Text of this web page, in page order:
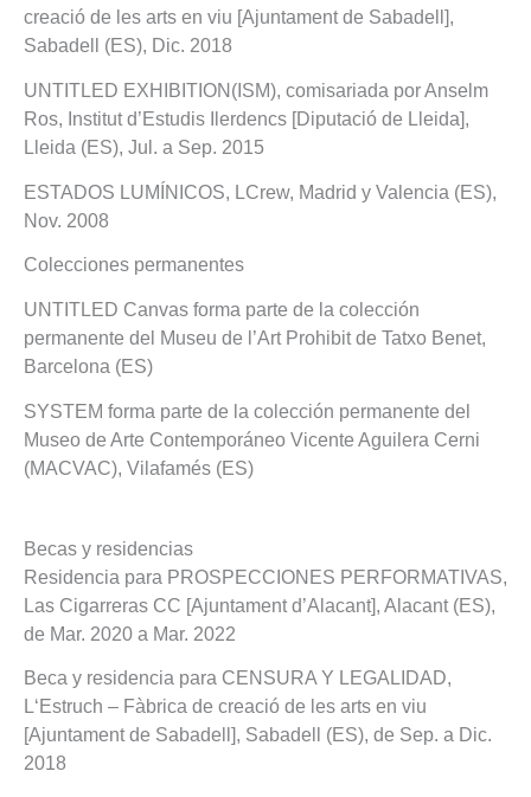
creació de les arts en viu [Ajuntament de Sabadell],
Sabadell (ES), Dic. 2018
UNTITLED EXHIBITION(ISM), comisariada por Anselm
Ros, Institut d’Estudis Ilerdencs [Diputació de Lleida],
Lleida (ES), Jul. a Sep. 2015
ESTADOS LUMÍNICOS, LCrew, Madrid y Valencia (ES),
Nov. 2008
Colecciones permanentes
UNTITLED Canvas forma parte de la colección
permanente del Museu de l’Art Prohibit de Tatxo Benet,
Barcelona (ES)
SYSTEM forma parte de la colección permanente del
Museo de Arte Contemporáneo Vicente Aguilera Cerni
(MACVAC), Vilafamés (ES)
Becas y residencias
Residencia para PROSPECCIONES PERFORMATIVAS,
Las Cigarreras CC [Ajuntament d’Alacant], Alacant (ES),
de Mar. 2020 a Mar. 2022
Beca y residencia para CENSURA Y LEGALIDAD,
L‘Estruch – Fàbrica de creació de les arts en viu
[Ajuntament de Sabadell], Sabadell (ES), de Sep. a Dic.
2018